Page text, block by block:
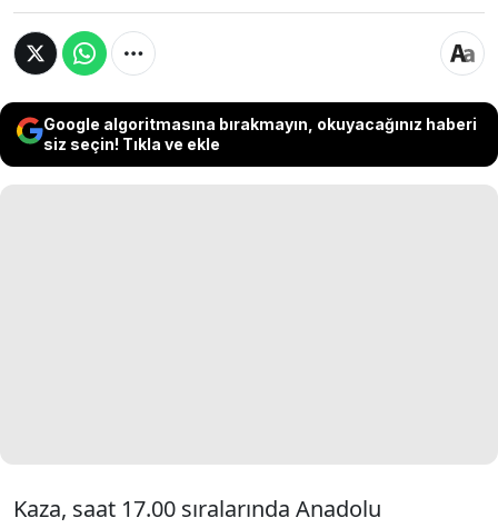
Google algoritmasına bırakmayın, okuyacağınız haberi
siz seçin! Tıkla ve ekle
Kaza, saat 17.00 sıralarında Anadolu